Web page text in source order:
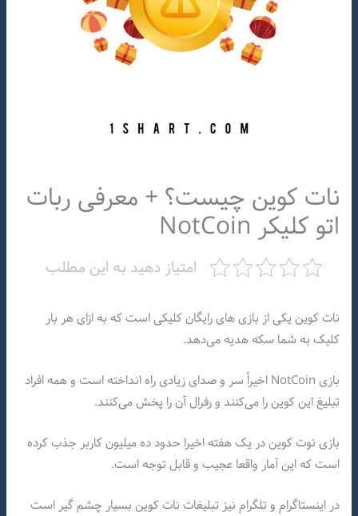
نات کوین چیست؟ + معرفی ربات
اتو کلیکر NotCoin
امتیاز دهید به این مطلب
نات کوین یکی از بازی های رایگان کلیکی است که به ازای هر بار
کلیک به شما سکه هدیه می‌دهد.
بازی NotCoin اخیراً سر و صدای زیادی راه انداخته است و همه افراد
تبلیغ این کوین را می‌کنند و رفرال آن را پخش می‌کنند.
بازی نوت کوین در یک هفته اخیرا حدود ده میلیون کاربر جذب کرده
است که این آمار واقعا عجیب و قابل توجه است.
در اینستاگرام و تلگرام نیز تبلیغات نات کوین بسیار چشم گیر است